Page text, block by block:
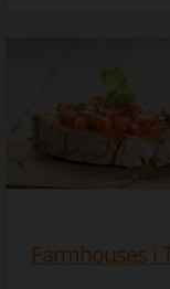
Farmhouses i